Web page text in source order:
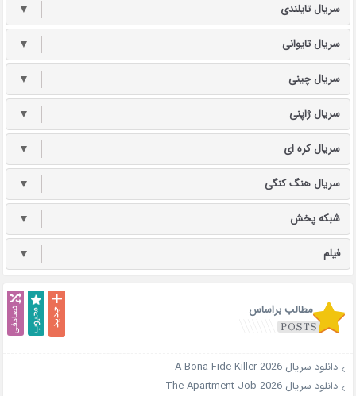
سریال تایلندی ▼
سریال تایوانی ▼
سریال چینی ▼
سریال ژاپنی ▼
سریال کره ای ▼
سریال هنگ کنگی ▼
شبکه پخش ▼
فیلم ▼
مطالب براساس
دانلود سریال A Bona Fide Killer 2026
دانلود سریال The Apartment Job 2026